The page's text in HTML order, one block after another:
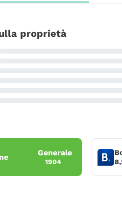
proprietà
Generale
1904